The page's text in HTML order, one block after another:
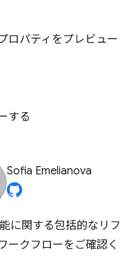
ロパティをプレビュー
する
Sofia Emelianova
に関する包括的なリフ
ークフローをご確認く